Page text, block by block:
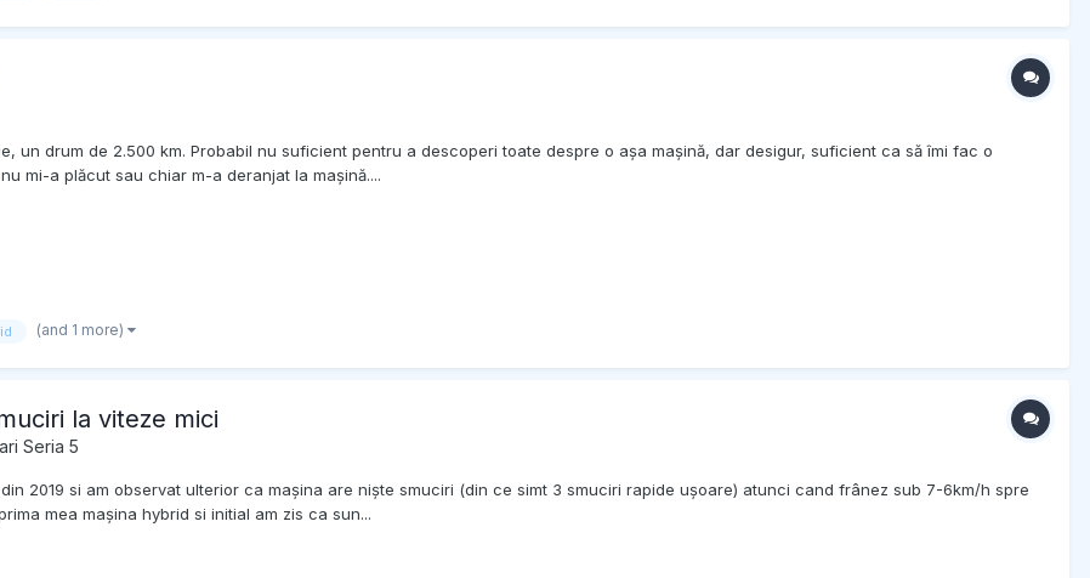
un drum de 2.500 km. Probabil nu suficient pentru a descoperi toate despre o așa mașină, dar desigur, suficient ca să îmi fac o
mi-a plăcut sau chiar m-a deranjat la mașină....
(and 1 more)
la viteze mici
Seria 5
2019 si am observat ulterior ca mașina are niște smuciri (din ce simt 3 smuciri rapide ușoare) atunci cand frânez sub 7-6km/h spre
mea mașina hybrid si initial am zis ca sun...